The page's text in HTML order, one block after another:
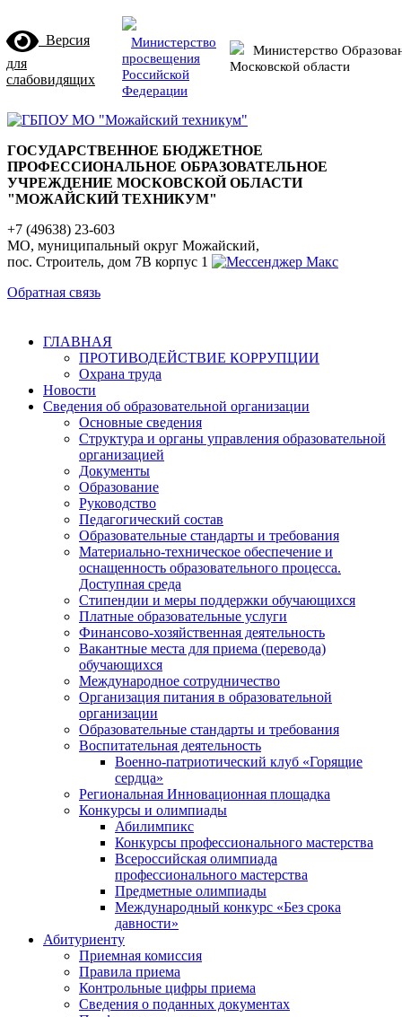
Версия
для
слабовидящих
Министерство
просвещения
Российской
Федерации
Министерство
Московской области
ГОСУДАРСТВЕННОЕ БЮДЖЕТНОЕ
ПРОФЕССИОНАЛЬНОЕ ОБРАЗОВАТЕЛЬНОЕ
УЧРЕЖДЕНИЕ МОСКОВСКОЙ ОБЛАСТИ
"МОЖАЙСКИЙ ТЕХНИКУМ"
+7 (49638) 23-603
МО, муниципальный округ Можайский,
пос. Строитель, дом 7В корпус 1
Обратная связь
ГЛАВНАЯ
ПРОТИВОДЕЙСТВИЕ КОРРУПЦИИ
Охрана труда
Новости
Сведения об образовательной организации
Основные сведения
Структура и органы управления образовательной
организацией
Документы
Образование
Руководство
Педагогический состав
Образовательные стандарты и требования
Материально-техническое обеспечение и
оснащенность образовательного процесса.
Доступная среда
Стипендии и меры поддержки обучающихся
Платные образовательные услуги
Финансово-хозяйственная деятельность
Вакантные места для приема (перевода)
обучающихся
Международное сотрудничество
Организация питания в образовательной
организации
Образовательные стандарты и требования
Воспитательная деятельность
Военно-патриотический клуб «Горящие
сердца»
Региональная Инновационная площадка
Конкурсы и олимпиады
Абилимпикс
Конкурсы профессионального мастерства
Всероссийская олимпиада
профессионального мастерства
Предметные олимпиады
Международный конкурс «Без срока
давности»
Абитуриенту
Приемная комиссия
Правила приема
Контрольные цифры приема
Сведения о поданных документах